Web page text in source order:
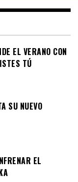
EL VERANO CON
TÚ
SU NUEVO
EL